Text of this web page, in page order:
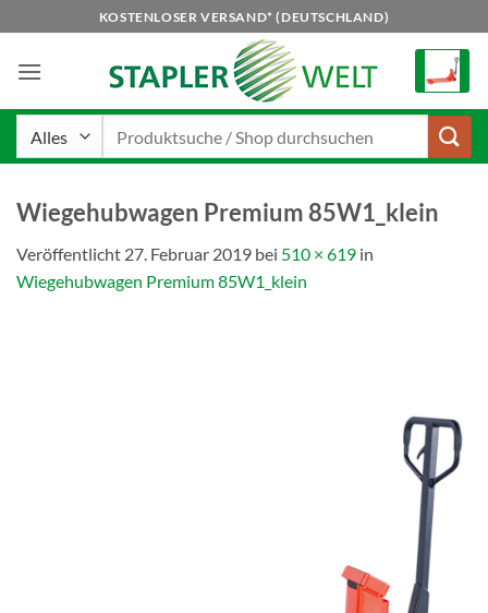
Inhalt
springen
KOSTENLOSER VERSAND* (DEUTSCHLAND)
Wiegehubwagen Premium 85W1_klein
Veröffentlicht 27. Februar 2019 bei 510 × 619 in
Wiegehubwagen Premium 85W1_klein